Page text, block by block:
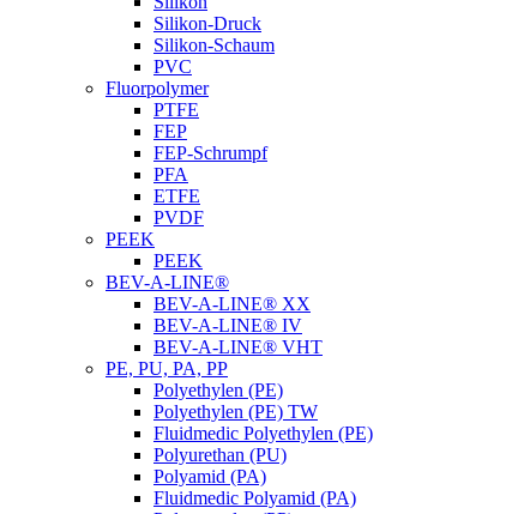
Silikon-Druck
Silikon-Schaum
PVC
Fluorpolymer
PTFE
FEP
FEP-Schrumpf
PFA
ETFE
PVDF
PEEK
PEEK
BEV-A-LINE®
BEV-A-LINE® XX
BEV-A-LINE® IV
BEV-A-LINE® VHT
PE, PU, PA, PP
Polyethylen (PE)
Polyethylen (PE) TW
Fluidmedic Polyethylen (PE)
Polyurethan (PU)
Polyamid (PA)
Fluidmedic Polyamid (PA)